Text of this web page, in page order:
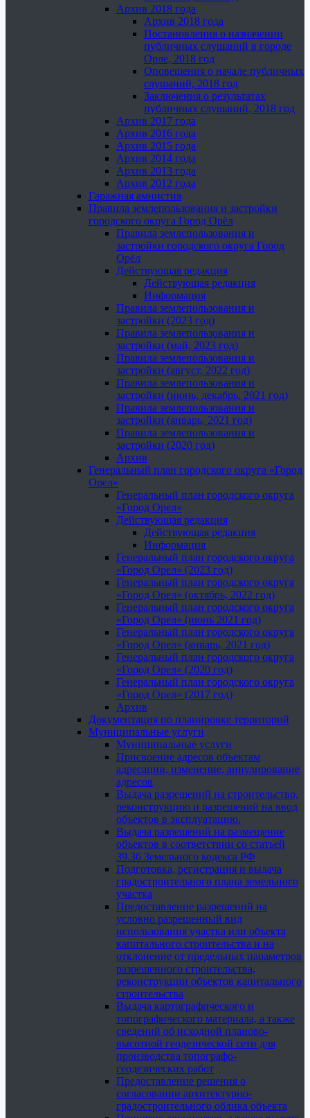
Архив 2018 года
Архив 2018 года
Постановления о назначении
публичных слушаний в городе
Орле, 2018 год
Оповещения о начале публичных
слушаний, 2018 год
Заключения о результатах
публичных слушаний, 2018 год
Архив 2017 года
Архив 2016 года
Архив 2015 года
Архив 2014 года
Архив 2013 года
Архив 2012 года
Гаражная амнистия
Правила землепользования и застройки
городского округа Город Орёл
Правила землепользования и
застройки городского округа Город
Орёл
Действующая редакция
Действующая редакция
Информация
Правила землепользования и
застройки (2023 год)
Правила землепользования и
застройки (май, 2023 год)
Правила землепользования и
застройки (август, 2022 год)
Правила землепользования и
застройки (июнь, декабрь, 2021 год)
Правила землепользования и
застройки (январь, 2021 год)
Правила землепользования и
застройки (2020 год)
Архив
Генеральный план городского округа «Город
Орел»
Генеральный план городского округа
«Город Орел»
Действующая редакция
Действующая редакция
Информация
Генеральный план городского округа
«Город Орел» (2023 год)
Генеральный план городского округа
«Город Орел» (октябрь, 2022 год)
Генеральный план городского округа
«Город Орел» (июнь 2021 год)
Генеральный план городского округа
«Город Орел» (январь, 2021 год)
Генеральный план городского округа
«Город Орел» (2020 год)
Генеральный план городского округа
«Город Орел» (2017 год)
Архив
Документация по планировке территорий
Муниципальные услуги
Муниципальные услуги
Присвоение адресов объектам
адресации, изменение, аннулирование
адресов
Выдача разрешений на строительство,
реконструкцию и разрешений на ввод
объектов в эксплуатацию.
Выдача разрешений на размещение
объектов в соответствии со статьей
39.36 Земельного кодекса РФ
Подготовка, регистрация и выдача
градостроительного плана земельного
участка
Предоставление разрешений на
условно разрешенный вид
использования участка или объекта
капитального строительства и на
отклонение от предельных параметров
разрешенного строительства,
реконструкции объектов капитального
строительства
Выдача картографического и
топографического материала, а также
сведений об исходной планово-
высотной геодезической сети для
производства топографо-
геодезических работ
Предоставление решения о
согласовании архитектурно-
градостроительного облика объекта